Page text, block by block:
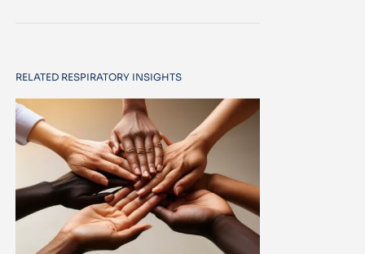
RELATED RESPIRATORY INSIGHTS